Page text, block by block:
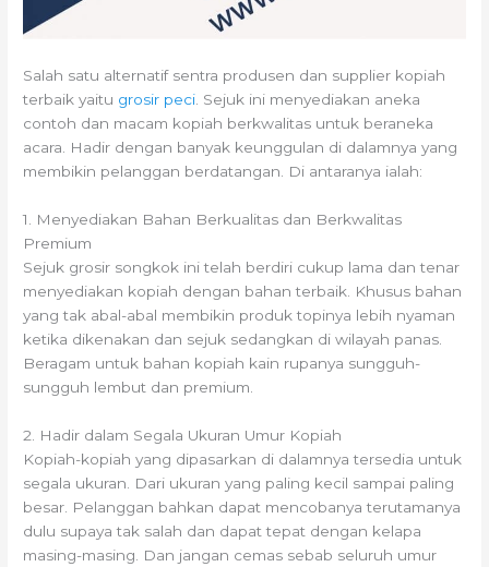
Salah satu alternatif sentra produsen dan supplier kopiah
terbaik yaitu grosir peci . Sejuk ini menyediakan aneka
contoh dan macam kopiah berkwalitas untuk beraneka
acara. Hadir dengan banyak keunggulan di dalamnya yang
membikin pelanggan berdatangan. Di antaranya ialah:
1. Menyediakan Bahan Berkualitas dan Berkwalitas
Premium
Sejuk grosir songkok ini telah berdiri cukup lama dan tenar
menyediakan kopiah dengan bahan terbaik. Khusus bahan
yang tak abal-abal membikin produk topinya lebih nyaman
ketika dikenakan dan sejuk sedangkan di wilayah panas.
Beragam untuk bahan kopiah kain rupanya sungguh-
sungguh lembut dan premium.
2. Hadir dalam Segala Ukuran Umur Kopiah
Kopiah-kopiah yang dipasarkan di dalamnya tersedia untuk
segala ukuran. Dari ukuran yang paling kecil sampai paling
besar. Pelanggan bahkan dapat mencobanya terutamanya
dulu supaya tak salah dan dapat tepat dengan kelapa
masing-masing. Dan jangan cemas sebab seluruh umur